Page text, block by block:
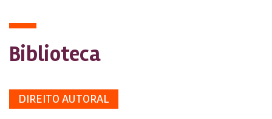
Biblioteca
DIREITO AUTORAL